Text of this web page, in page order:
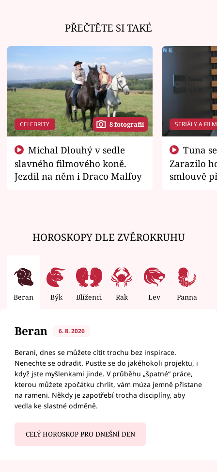
PŘEČTĚTE SI TAKÉ
CELEBRITY 8 fotografií
slavného filmového koně.
Jezdil na něm i Draco Malfoy
SERIÁLY A
Zarazilo
smlouvě
HOROSKOPY DLE ZVĚROKRUHU
Beran Býk Blíženci Rak Lev Panna
Beran 6. 8. 2026
Berani, dnes se můžete cítit trochu bez inspirace.
Nenechte se odradit. Pusťte se do jakéhokoli projektu, i
když jste myšlenkami jinde. V průběhu „špatné“ práce,
kterou můžete zpočátku chrlit, vám múza jemně přistane
na rameni. Někdy je zapotřebí trocha disciplíny, aby
vedla ke slastné odměně.
CELÝ HOROSKOP PRO DNEŠNÍ DEN